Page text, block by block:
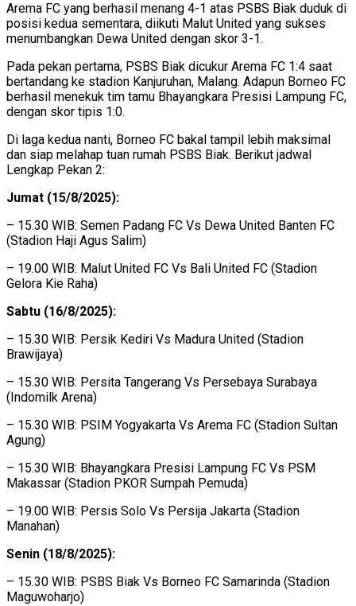
Arema FC yang berhasil menang 4-1 atas PSBS Biak duduk di
posisi kedua sementara, diikuti Malut United yang sukses
menumbangkan Dewa United dengan skor 3-1.
Pada pekan pertama, PSBS Biak dicukur Arema FC 1:4 saat
bertandang ke stadion Kanjuruhan, Malang. Adapun Borneo FC
berhasil menekuk tim tamu Bhayangkara Presisi Lampung FC,
dengan skor tipis 1:0.
Di laga kedua nanti, Borneo FC bakal tampil lebih maksimal
dan siap melahap tuan rumah PSBS Biak. Berikut jadwal
Lengkap Pekan 2:
Jumat (15/8/2025):
– 15.30 WIB: Semen Padang FC Vs Dewa United Banten FC
(Stadion Haji Agus Salim)
– 19.00 WIB: Malut United FC Vs Bali United FC (Stadion
Gelora Kie Raha)
Sabtu (16/8/2025):
– 15.30 WIB: Persik Kediri Vs Madura United (Stadion
Brawijaya)
– 15.30 WIB: Persita Tangerang Vs Persebaya Surabaya
(Indomilk Arena)
– 15.30 WIB: PSIM Yogyakarta Vs Arema FC (Stadion Sultan
Agung)
– 15.30 WIB: Bhayangkara Presisi Lampung FC Vs PSM
Makassar (Stadion PKOR Sumpah Pemuda)
– 19.00 WIB: Persis Solo Vs Persija Jakarta (Stadion
Manahan)
Senin (18/8/2025):
– 15.30 WIB: PSBS Biak Vs Borneo FC Samarinda (Stadion
Maguwoharjo)